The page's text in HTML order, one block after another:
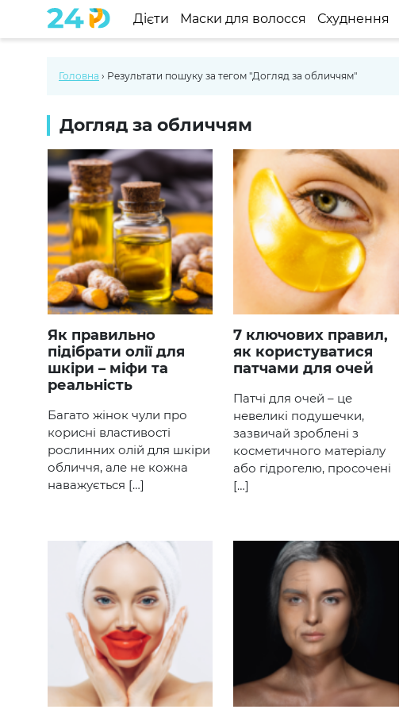
Дієти Маски для волосся Схуднення
Головна › Результати пошуку за тегом "Догляд за обличчям"
Догляд за обличчям
Як правильно
підібрати олії для
шкіри – міфи та
реальність
Багато жінок чули про
корисні властивості
рослинних олій для шкіри
обличчя, але не кожна
наважується […]
7 ключових правил,
як користуватися
патчами для очей
Патчі для очей – це
невеликі подушечки,
зазвичай зроблені з
косметичного матеріалу
або гідрогелю, просочені
[…]